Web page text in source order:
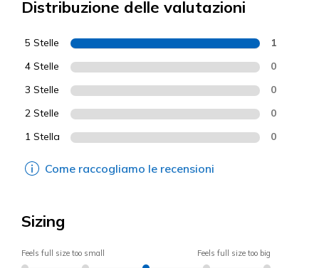
Distribuzione delle valutazioni
5 Stelle 1
4 Stelle 0
3 Stelle 0
2 Stelle 0
1 Stella 0
Come raccogliamo le recensioni
Sizing
Feels full size too small Feels full size too big